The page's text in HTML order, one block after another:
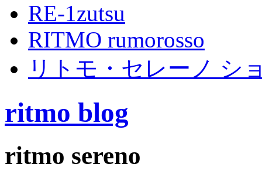
RE-1zutsu
RITMO rumorosso
リトモ・セレーノ シ
ritmo blog
ritmo sereno